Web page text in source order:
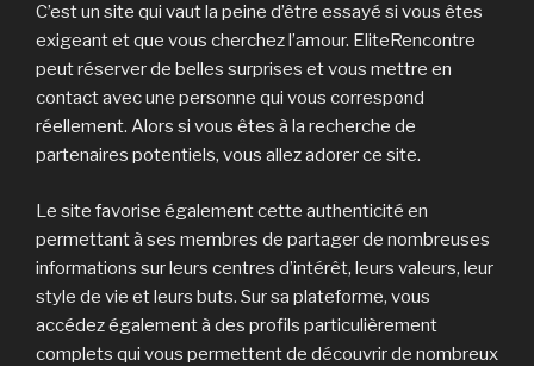
C’est un site qui vaut la peine d’être essayé si vous êtes
exigeant et que vous cherchez l’amour. EliteRencontre
peut réserver de belles surprises et vous mettre en
contact avec une personne qui vous correspond
réellement. Alors si vous êtes à la recherche de
partenaires potentiels, vous allez adorer ce site.
Le site favorise également cette authenticité en
permettant à ses membres de partager de nombreuses
informations sur leurs centres d’intérêt, leurs valeurs, leur
style de vie et leurs buts. Sur sa plateforme, vous
accédez également à des profils particulièrement
complets qui vous permettent de découvrir de nombreux